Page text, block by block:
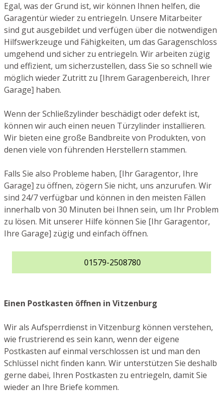
Egal, was der Grund ist, wir können Ihnen helfen, die
Garagentür wieder zu entriegeln. Unsere Mitarbeiter
sind gut ausgebildet und verfügen über die notwendigen
Hilfswerkzeuge und Fähigkeiten, um das Garagenschloss
umgehend und sicher zu entriegeln. Wir arbeiten zügig
und effizient, um sicherzustellen, dass Sie so schnell wie
möglich wieder Zutritt zu [Ihrem Garagenbereich, Ihrer
Garage] haben.
Wenn der Schließzylinder beschädigt oder defekt ist,
können wir auch einen neuen Türzylinder installieren.
Wir bieten eine große Bandbreite von Produkten, von
denen viele von führenden Herstellern stammen.
Falls Sie also Probleme haben, [Ihr Garagentor, Ihre
Garage] zu öffnen, zögern Sie nicht, uns anzurufen. Wir
sind 24/7 verfügbar und können in den meisten Fällen
innerhalb von 30 Minuten bei Ihnen sein, um Ihr Problem
zu lösen. Mit unserer Hilfe können Sie [Ihr Garagentor,
Ihre Garage] zügig und einfach öffnen.
01579-2508780
Einen Postkasten öffnen in Vitzenburg
Wir als Aufsperrdienst in Vitzenburg können verstehen,
wie frustrierend es sein kann, wenn der eigene
Postkasten auf einmal verschlossen ist und man den
Schlüssel nicht finden kann. Wir unterstützen Sie deshalb
gerne dabei, Ihren Postkasten zu entriegeln, damit Sie
wieder an Ihre Briefe kommen.